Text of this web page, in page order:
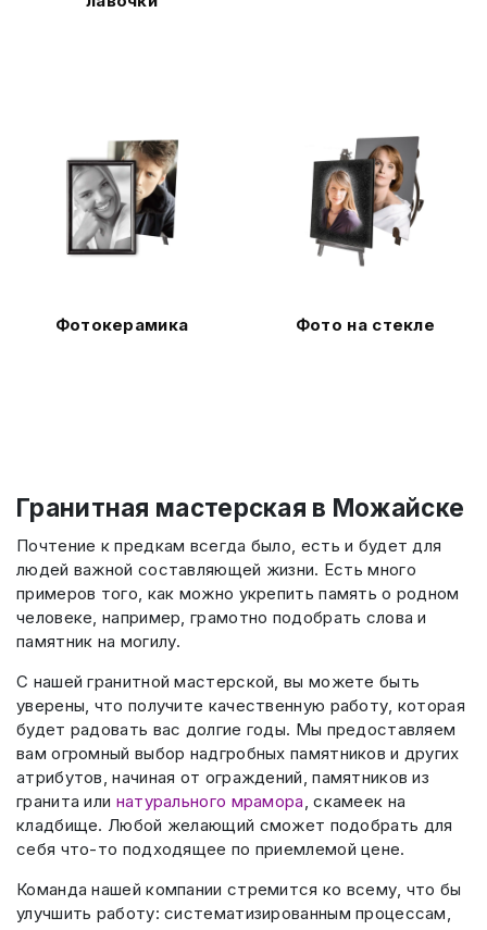
Фотокерамика Фото на стекле
Гранитная мастерская в Можайске
Почтение к предкам всегда было, есть и будет для
людей важной составляющей жизни. Есть много
примеров того, как можно укрепить память о родном
человеке, например, грамотно подобрать слова и
памятник на могилу.
С нашей гранитной мастерской, вы можете быть
уверены, что получите качественную работу, которая
будет радовать вас долгие годы. Мы предоставляем
вам огромный выбор надгробных памятников и других
атрибутов, начиная от ограждений, памятников из
гранита или натурального мрамора, скамеек на
кладбище. Любой желающий сможет подобрать для
себя что-то подходящее по приемлемой цене.
Команда нашей компании стремится ко всему, что бы
улучшить работу: систематизированным процессам,